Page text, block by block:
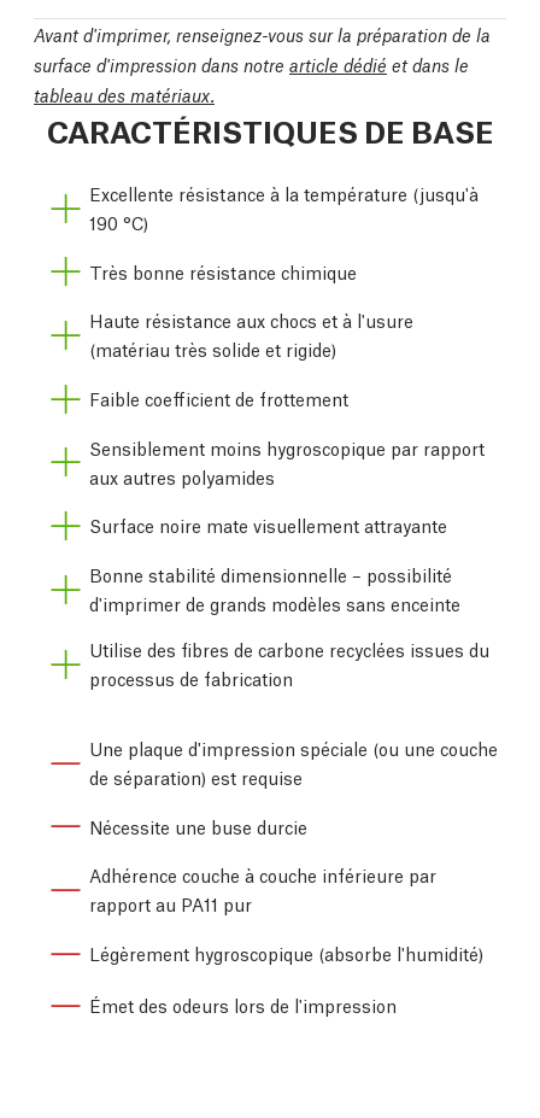
Avant d'imprimer, renseignez-vous sur la préparation de la
surface d'impression dans notre article dédié et dans le
tableau des matériaux.
CARACTÉRISTIQUES DE BASE
Excellente résistance à la température (jusqu'à
190 °C)
Très bonne résistance chimique
Haute résistance aux chocs et à l'usure
(matériau très solide et rigide)
Faible coefficient de frottement
Sensiblement moins hygroscopique par rapport
aux autres polyamides
Surface noire mate visuellement attrayante
Bonne stabilité dimensionnelle – possibilité
d'imprimer de grands modèles sans enceinte
Utilise des fibres de carbone recyclées issues du
processus de fabrication
Une plaque d'impression spéciale (ou une couche
de séparation) est requise
Nécessite une buse durcie
Adhérence couche à couche inférieure par
rapport au PA11 pur
Légèrement hygroscopique (absorbe l'humidité)
Émet des odeurs lors de l'impression